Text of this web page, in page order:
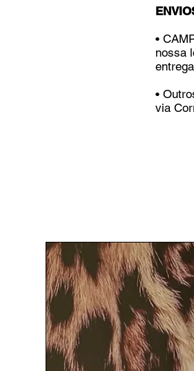
•
nossa
•
via